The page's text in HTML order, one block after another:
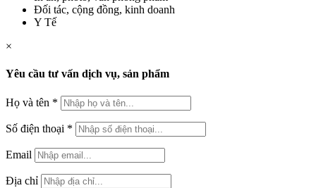
Đối tác, cộng đồng, kinh doanh
Y Tế
×
Yêu cầu tư vấn dịch vụ, sản phẩm
Họ và tên *
Số điện thoại *
Email
Địa chỉ